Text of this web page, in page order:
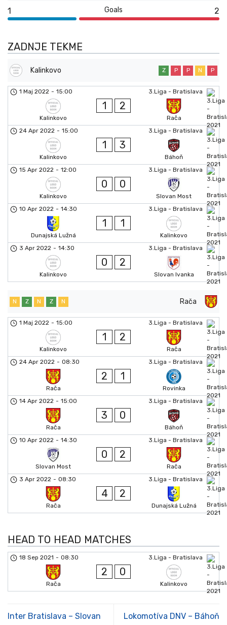
1 Goals 2
ZADNJE TEKME
Kalinkovo Z P P N P
3.Liga - Bratislava
1 Maj 2022 - 15:00
Kalinkovo
1 2
Rača
3.Liga - Bratislava
24 Apr 2022 - 15:00
Kalinkovo
1 3
Báhoň
3.Liga - Bratislava
15 Apr 2022 - 12:00
Kalinkovo
0 0
Slovan Most
3.Liga - Bratislava
10 Apr 2022 - 14:30
Dunajská Lužná
1 1
Kalinkovo
3.Liga - Bratislava
3 Apr 2022 - 14:30
Kalinkovo
0 2
Slovan Ivanka
Rača
N Z N Z N
3.Liga - Bratislava
1 Maj 2022 - 15:00
Kalinkovo
1 2
Rača
3.Liga - Bratislava
24 Apr 2022 - 08:30
Rača
2 1
Rovinka
3.Liga - Bratislava
14 Apr 2022 - 15:00
Rača
3 0
Báhoň
3.Liga - Bratislava
10 Apr 2022 - 14:30
Slovan Most
0 2
Rača
3.Liga - Bratislava
3 Apr 2022 - 08:30
Rača
4 2
Dunajská Lužná
HEAD TO HEAD MATCHES
3.Liga - Bratislava
18 Sep 2021 - 08:30
Rača
2 0
Kalinkovo
Inter Bratislava – Slovan
Lokomotíva DNV – Báhoň